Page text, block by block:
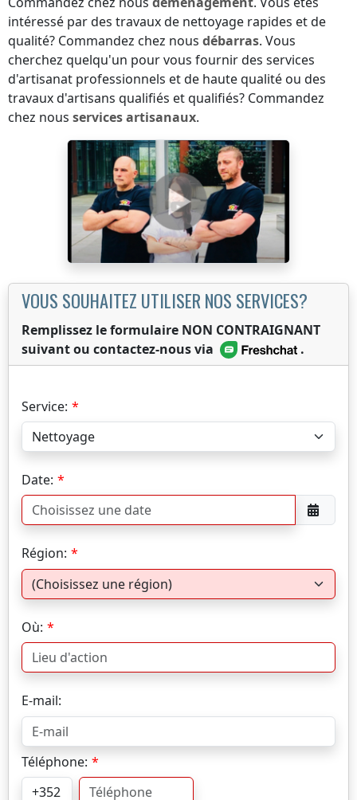
intéressé par des travaux de nettoyage rapides et de
qualité? Commandez chez nous débarras. Vous
cherchez quelqu'un pour vous fournir des services
d'artisanat professionnels et de haute qualité ou des
travaux d'artisans qualifiés et qualifiés? Commandez
chez nous services artisanaux.
VOUS SOUHAITEZ UTILISER NOS SERVICES?
Remplissez le formulaire NON CONTRAIGNANT
suivant ou contactez-nous via
.
Service:
Date:
Région:
Où:
E-mail:
Téléphone: